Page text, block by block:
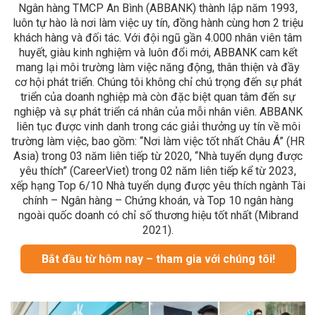
Ngân hàng TMCP An Bình (ABBANK) thành lập năm 1993,
luôn tự hào là nơi làm việc uy tín, đồng hành cùng hơn 2 triệu
khách hàng và đối tác. Với đội ngũ gần 4.000 nhân viên tâm
huyết, giàu kinh nghiệm và luôn đổi mới, ABBANK cam kết
mang lại môi trường làm việc năng động, thân thiện và đầy
cơ hội phát triển. Chúng tôi không chỉ chú trọng đến sự phát
triển của doanh nghiệp mà còn đặc biệt quan tâm đến sự
nghiệp và sự phát triển cá nhân của mỗi nhân viên. ABBANK
liên tục được vinh danh trong các giải thưởng uy tín về môi
trường làm việc, bao gồm: “Nơi làm việc tốt nhất Châu Á” (HR
Asia) trong 03 năm liên tiếp từ 2020, “Nhà tuyển dụng được
yêu thích” (CareerViet) trong 02 năm liên tiếp kể từ 2023,
xếp hạng Top 6/10 Nhà tuyển dụng được yêu thích ngành Tài
chính – Ngân hàng – Chứng khoán, và Top 10 ngân hàng
ngoài quốc doanh có chỉ số thương hiệu tốt nhất (Mibrand
2021).
Bắt đầu từ hôm nay – tham gia với chúng tôi!